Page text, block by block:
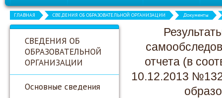
ГЛАВНАЯ СВЕДЕНИЯ ОБ ОБРАЗОВАТЕЛЬНОЙ ОРГАНИЗАЦИИ Документы
СВЕДЕНИЯ ОБ
ОБРАЗОВАТЕЛЬНОЙ
ОРГАНИЗАЦИИ
Основные сведения
отчета (в
10.12.2013